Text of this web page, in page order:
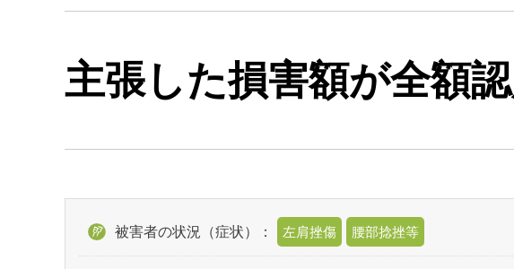
主張した損害額が全額
被害者の状況（症状）： 左肩挫傷 腰部捻挫等